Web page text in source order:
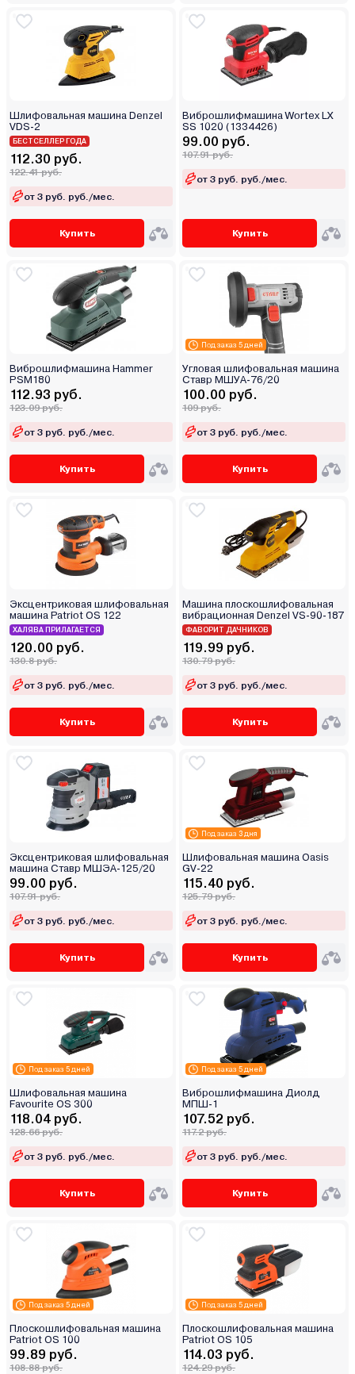
Шлифовальная машина Denzel
VDS-2
БЕСТСЕЛЛЕР ГОДА
112.30 руб.
122.41 руб.
от 3 руб. руб./мес.
Купить
Виброшлифмашина Wortex LX
SS 1020 (1334426)
99.00 руб.
107.91 руб.
от 3 руб. руб./мес.
Купить
Виброшлифмашина Hammer
PSM180
112.93 руб.
123.09 руб.
от 3 руб. руб./мес.
Купить
Под заказ 5 дней
Угловая шлифовальная машина
Ставр МШУА-76/20
100.00 руб.
109 руб.
от 3 руб. руб./мес.
Купить
Эксцентриковая шлифовальная
машина Patriot OS 122
ХАЛЯВА ПРИЛАГАЕТСЯ
120.00 руб.
130.8 руб.
от 3 руб. руб./мес.
Купить
Машина плоскошлифовальная
вибрационная Denzel VS-90-187
ФАВОРИТ ДАЧНИКОВ
119.99 руб.
130.79 руб.
от 3 руб. руб./мес.
Купить
Эксцентриковая шлифовальная
машина Ставр МШЭА-125/20
99.00 руб.
107.91 руб.
от 3 руб. руб./мес.
Купить
Под заказ 3 дня
Шлифовальная машина Oasis
GV-22
115.40 руб.
125.79 руб.
от 3 руб. руб./мес.
Купить
Под заказ 5 дней
Шлифовальная машина
Favourite OS 300
118.04 руб.
128.66 руб.
от 3 руб. руб./мес.
Купить
Под заказ 5 дней
Виброшлифмашина Диолд
МПШ-1
107.52 руб.
117.2 руб.
от 3 руб. руб./мес.
Купить
Под заказ 5 дней
Плоскошлифовальная машина
Patriot OS 100
99.89 руб.
108.88 руб.
Под заказ 5 дней
Плоскошлифовальная машина
Patriot OS 105
114.03 руб.
124.29 руб.